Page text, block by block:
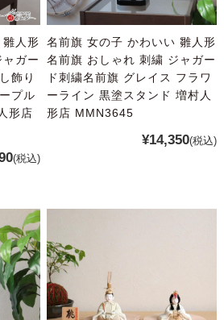
人形
ガー
飾り
プル
形店
(税込)
名前旗 女の子 かわいい 雛人形
名前旗 おしゃれ 刺繍 ジャガー
ド刺繍名前旗 グレイス フラワ
ーライン 黒塗スタンド 増村人
形店 MMN3645
¥14,350(税込)